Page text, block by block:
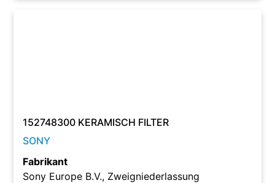
152748300 KERAMISCH FILTER
SONY
Fabrikant
Sony Europe B.V., Zweigniederlassung